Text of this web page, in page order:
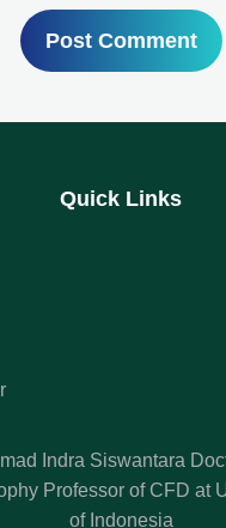
Quick Links
Indra Siswantara
Professor of CFD at
of Indonesia